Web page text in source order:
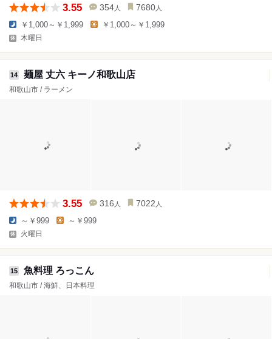
3.55 354 人 7680 人
￥1,000～￥1,999 ￥1,000～￥1,999
木曜日
14 麺屋 丈六 キーノ和歌山店
和歌山市 / ラーメン
3.55 316 人 7022 人
～￥999 ～￥999
火曜日
15 魚料理 ろっこん
和歌山市 / 海鮮、日本料理